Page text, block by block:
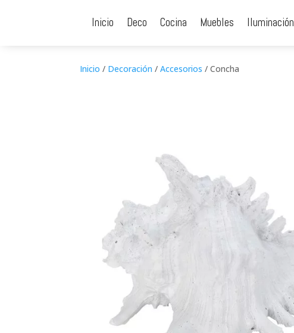
Inicio Deco Cocina Muebles Iluminación
Inicio / Decoración /Accesorios / Concha